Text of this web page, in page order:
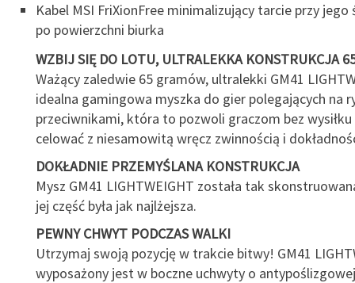
Kabel MSI FriXionFree minimalizujący tarcie przy jego
po powierzchni biurka
WZBIJ SIĘ DO LOTU, ULTRALEKKA KONSTRUKCJA
Ważący zaledwie 65 gramów, ultralekki GM41
idealna gamingowa myszka do gier polegających na
przeciwnikami, która to pozwoli graczom bez wysiłku
celować z niesamowitą wręcz zwinnością i
DOKŁADNIE PRZEMYŚLANA KONSTRUKCJA
Mysz GM41 LIGHTWEIGHT została tak
jej część była jak najlżejsza.
PEWNY CHWYT PODCZAS WALKI
Utrzymaj swoją pozycję w trakcie bitwy! GM41
wyposażony jest w boczne uchwyty o